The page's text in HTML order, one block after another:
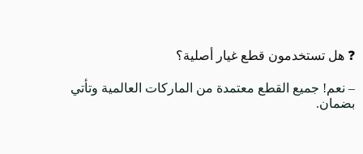
❓ هل تستخدمون قطع غيار أصلية؟
– نعم! جميع القطع معتمدة من الماركات العالمية وتأتي
بضمان.